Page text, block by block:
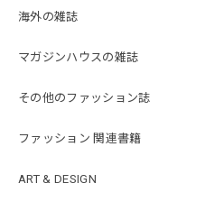
海外の雑誌
マガジンハウスの雑誌
その他のファッション誌
ファッション 関連書籍
ART & DESIGN